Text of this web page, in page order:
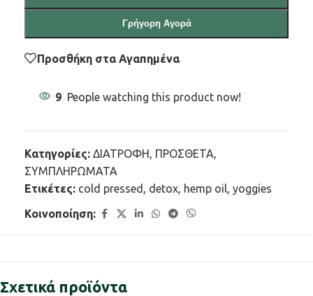
Γρήγορη Αγορά
Προσθήκη στα Αγαπημένα
9 People watching this product now!
Κατηγορίες: ΔΙΑΤΡΟΦΗ, ΠΡΟΣΘΕΤΑ,
ΣΥΜΠΛΗΡΩΜΑΤΑ
Ετικέτες: cold pressed , detox, hemp oil, yoggies
Κοινοποίηση:
Σχετικά προϊόντα